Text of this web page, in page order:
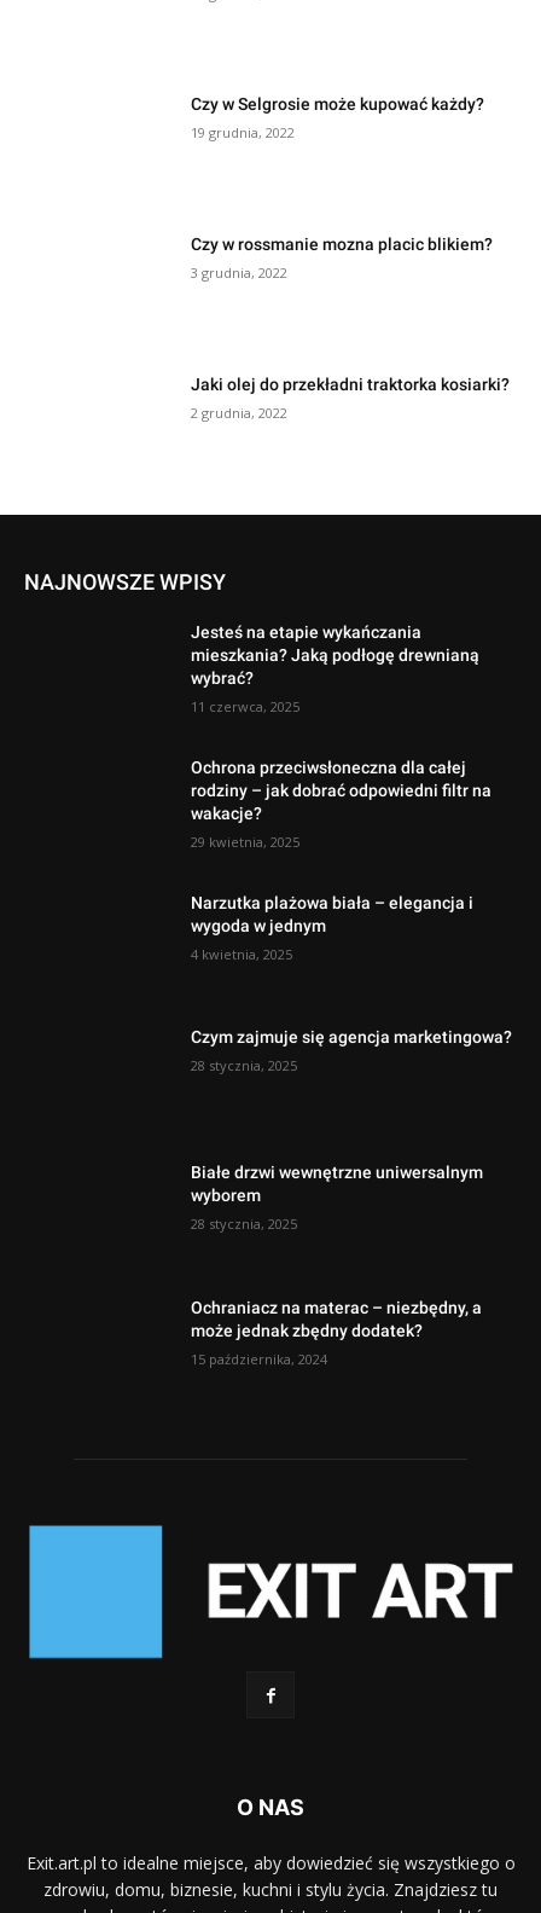
Czy w Selgrosie może kupować każdy?
19 grudnia, 2022
Czy w rossmanie mozna placic blikiem?
3 grudnia, 2022
Jaki olej do przekładni traktorka kosiarki?
2 grudnia, 2022
NAJNOWSZE WPISY
Jesteś na etapie wykańczania
mieszkania? Jaką podłogę drewnianą
wybrać?
11 czerwca, 2025
Ochrona przeciwsłoneczna dla całej
rodziny – jak dobrać odpowiedni filtr na
wakacje?
29 kwietnia, 2025
Narzutka plażowa biała – elegancja i
wygoda w jednym
4 kwietnia, 2025
Czym zajmuje się agencja marketingowa?
28 stycznia, 2025
Białe drzwi wewnętrzne uniwersalnym
wyborem
28 stycznia, 2025
Ochraniacz na materac – niezbędny, a
może jednak zbędny dodatek?
15 października, 2024
O NAS
Exit.art.pl to idealne miejsce, aby dowiedzieć się wszystkiego o
zdrowiu, domu, biznesie, kuchni i stylu życia. Znajdziesz tu